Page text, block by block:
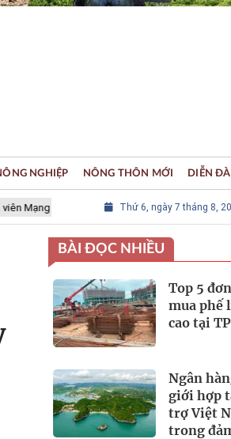
lưới các Thành phố Thủ công sáng tạo Thế
Thứ 6, ngày 7 tháng 8,
NGHIỆP NÔNG THÔN MỚI DIỄN
BÀI ĐỌC NHIỀU
Top 5
mua phế
cao tại
Ngân
giới hợp
trợ Việt
trong